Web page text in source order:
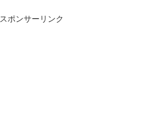
スポンサーリンク